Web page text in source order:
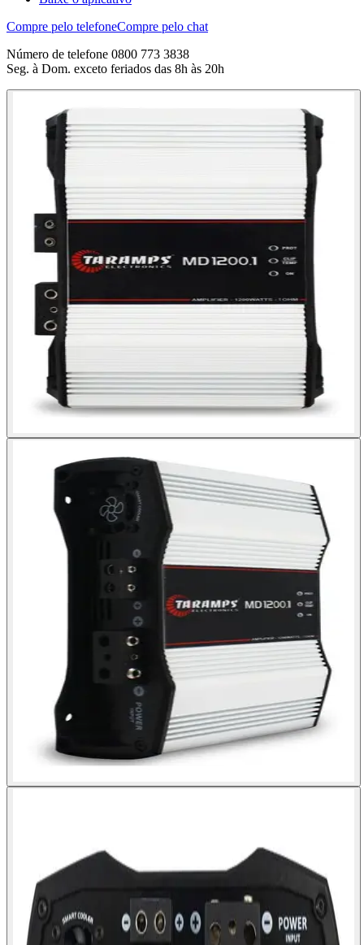
Compre pelo telefoneCompre pelo chat
Número de telefone 0800 773 3838
Seg. à Dom. exceto feriados das 8h às 20h